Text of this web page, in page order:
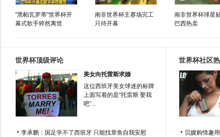
"黑帕瓦罗蒂"世界杯开
幕式歌手猝然离世
南非世界杯主赛场完工
只待开幕
南非世界杯球星
巴西热卖
世界杯顶级评论
美女向托雷斯求婚
这位西班牙美女球迷的标牌
上面写着的是“托雷斯 娶我
吧”...
李承鹏：国足学不了西班牙 只能找章鱼自我安慰
世界杯社区
贝嫂购情趣